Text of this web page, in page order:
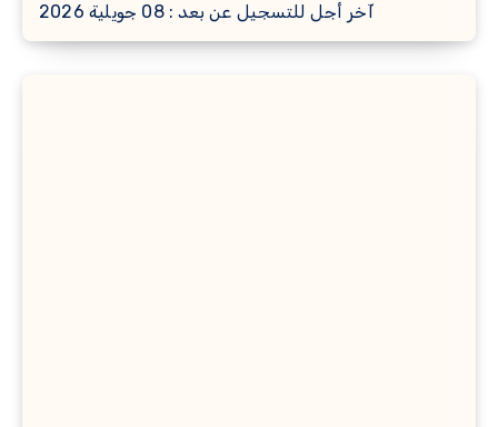
آخر أجل للتسجيل عن بعد : 08 جويلية 2026